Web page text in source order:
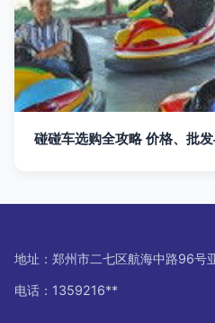
碰碰车选购全攻略 价格、批
地址：郑州市二七区航海中路96号
电话：1359216**